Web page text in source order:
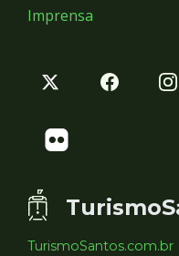
Imprensa
TurismoSantos.com.br